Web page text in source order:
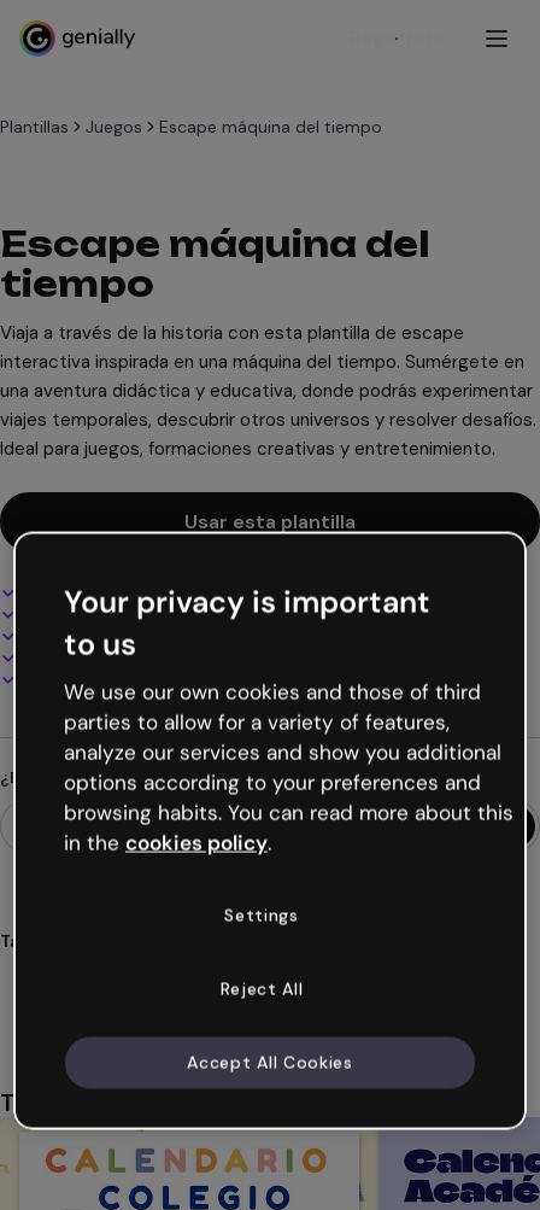
Regístrate
Plantillas Juegos Escape máquina del tiempo
Escape máquina del
tiempo
Viaja a través de la historia con esta plantilla de escape
interactiva inspirada en una máquina del tiempo. Sumérgete en
una aventura didáctica y educativa, donde podrás experimentar
viajes temporales, descubrir otros universos y resolver desafíos.
Ideal para juegos, formaciones creativas y entretenimiento.
Usar esta plantilla
Diseño interactivo y animado
100% personalizable
Añade audio, vídeo y multimedia
Presenta, comparte o publica online
Descarga en PDF, MP4 y otros formatos
¿Buscas algo diferente?
Tags
También te puede gustar
Your privacy is important
to us
We use our own cookies and those of third
parties to allow for a variety of features,
analyze our services and show you additional
options according to your preferences and
browsing habits. You can read more about this
in the cookies policy.
Settings
Reject All
Accept All Cookies